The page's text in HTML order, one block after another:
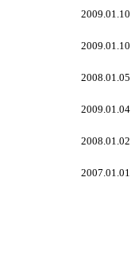
2009.01.10
2009.01.10
2008.01.05
2009.01.04
2008.01.02
2007.01.01